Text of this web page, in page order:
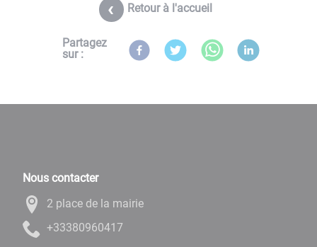
Retour à l'accueil
Partagez
sur :
Nous contacter
2 place de la mairie
71406908333+